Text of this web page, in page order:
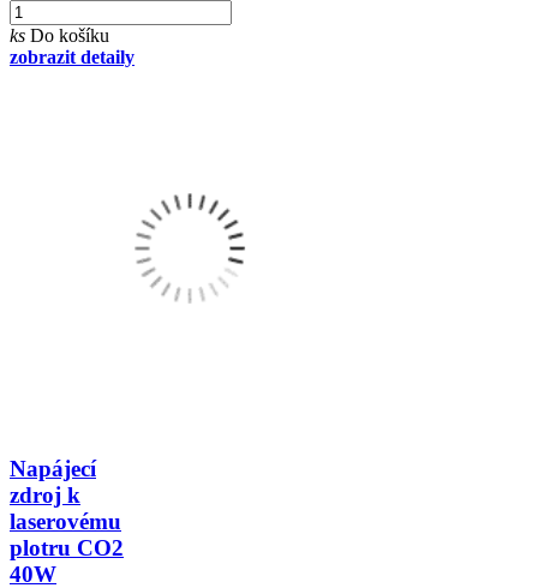
ks Do košíku
zobrazit detaily
Napájecí
zdroj k
laserovému
plotru CO2
40W